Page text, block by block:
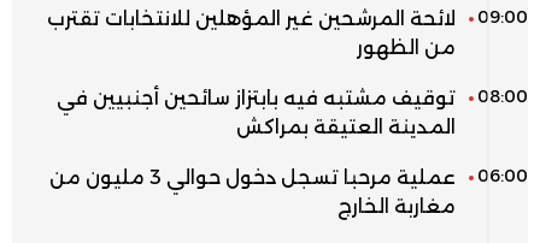
09:00
لائحة المرشحين غير المؤهلين للانتخابات تقترب
من الظهور
08:00
توقيف مشتبه فيه بابتزاز سائحين أجنبيين في
المدينة العتيقة بمراكش
06:00
عملية مرحبا تسجل دخول حوالي 3 مليون من
مغاربة الخارج